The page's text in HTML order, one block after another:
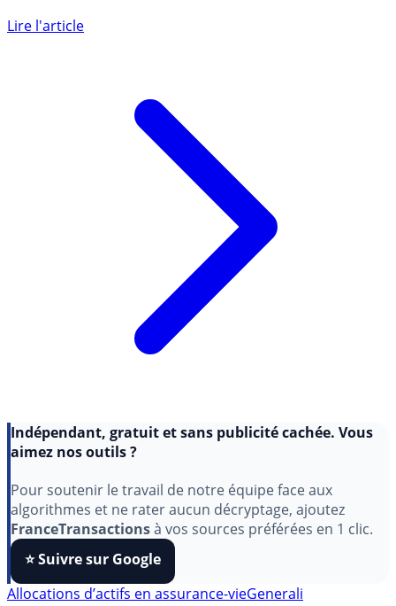
sein de son contrat d’assurance-vie Nalo Patrimoine,
aimez nos outils ?
Pour soutenir le travail de notre équipe face aux
algorithmes et ne rater aucun décryptage, ajoutez
FranceTransactionsà vos sources préférées en 1 clic.
⭐️ Suivre sur Google